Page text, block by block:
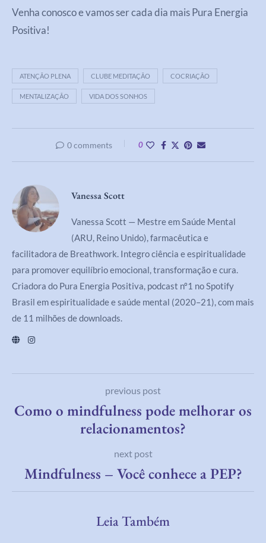
Venha conosco e vamos ser cada dia mais Pura Energia
Positiva!
ATENÇÃO PLENA CLUBE MEDITAÇÃO COCRIAÇÃO
MENTALIZAÇÃO VIDA DOS SONHOS
0 comments 0
Vanessa Scott
Vanessa Scott — Mestre em Saúde Mental
(ARU, Reino Unido), farmacêutica e
facilitadora de Breathwork. Integro ciência e espiritualidade
para promover equilíbrio emocional, transformação e cura.
Criadora do Pura Energia Positiva, podcast nº1 no Spotify
Brasil em espiritualidade e saúde mental (2020–21), com mais
de 11 milhões de downloads.
previous post
Como o mindfulness pode melhorar os
relacionamentos?
next post
Mindfulness – Você conhece a PEP?
Leia Também